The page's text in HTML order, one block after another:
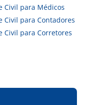
Civil para Médicos
Civil para Contadores
Civil para Corretores